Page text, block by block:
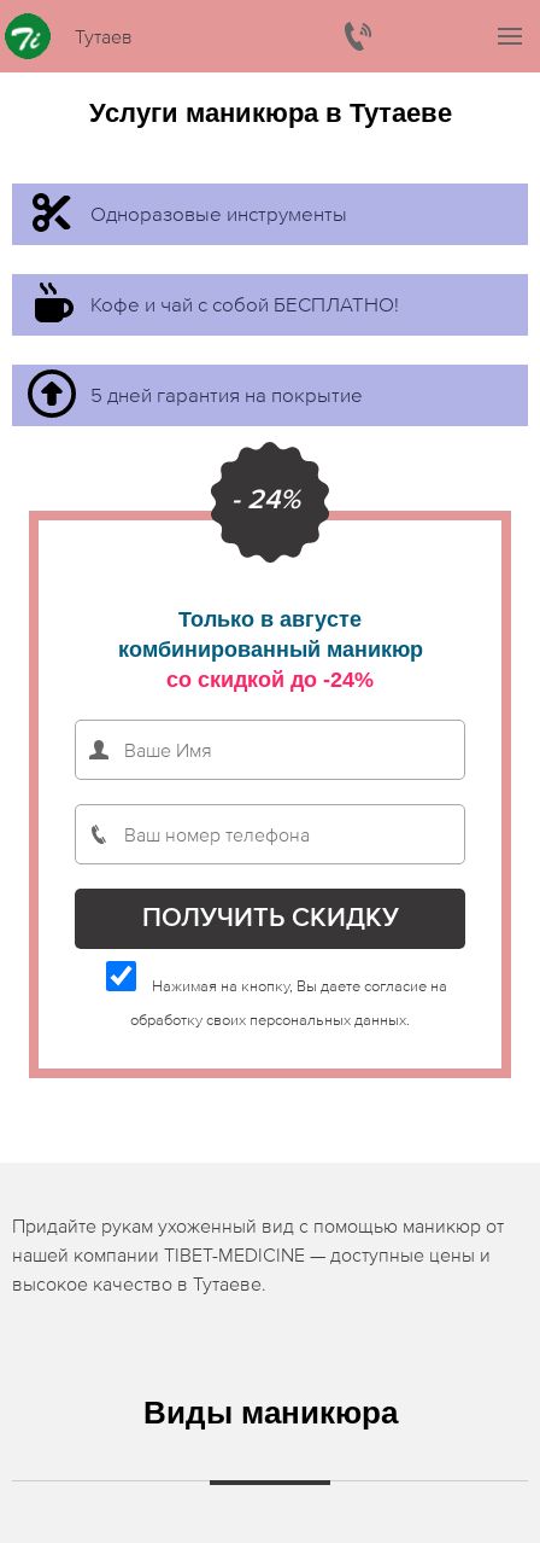
Тутаев
Услуги маникюра в Тутаеве
Одноразовые инструменты
Кофе и чай с собой БЕСПЛАТНО!
5 дней гарантия на покрытие
- 24%
Только в августе
комбинированный маникюр
со скидкой до -24%
Нажимая на кнопку, Вы даете согласие на
обработку своих персональных данных.
Придайте рукам ухоженный вид с помощью маникюр от
нашей компании TIBET-MEDICINE — доступные цены и
высокое качество в Тутаеве.
Виды маникюра